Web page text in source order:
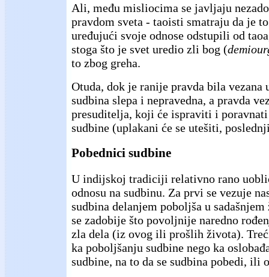
Ali, među misliocima se javljaju
pravdom sveta - taoisti smatraju da je
uređujući svoje odnose odstupili od
stoga što je svet uredio zli bog (
to zbog greha.
Otuda, dok je ranije pravda bila vezana
sudbina slepa i nepravedna, a pravda
presuditelja, koji će ispraviti i poravnati
sudbine (uplakani će se utešiti,
Pobednici sudbine
U indijskoj tradiciji relativno rano
odnosu na sudbinu. Za prvi se vezuje
sudbina delanjem poboljša u
se zadobije što povoljnije naredno
zla dela (iz ovog ili prošlih života).
ka poboljšanju sudbine nego ka
sudbine, na to da se sudbina pobedi, ili